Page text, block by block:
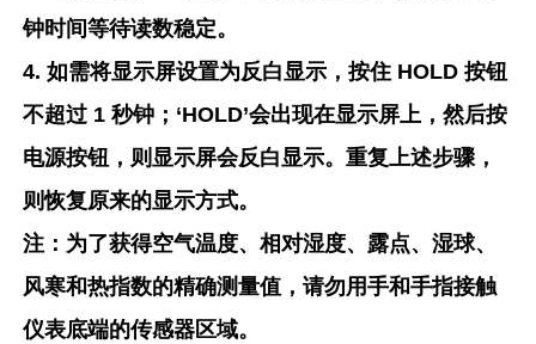
钟时间等待读数稳定。
4. 如需将显示屏设置为反白显示，按住 HOLD 按钮
不超过 1 秒钟；‘HOLD’会出现在显示屏上，然后按
电源按钮，则显示屏会反白显示。重复上述步骤，
则恢复原来的显示方式。
注：为了获得空气温度、相对湿度、露点、湿球、
风寒和热指数的精确测量值，请勿用手和手指接触
仪表底端的传感器区域。